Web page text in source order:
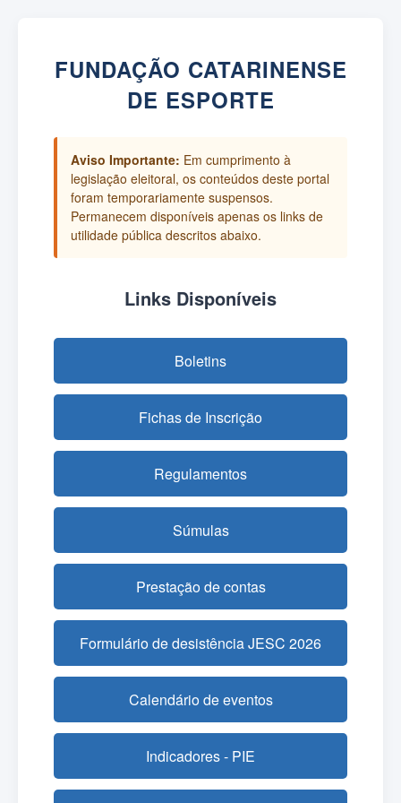
FUNDAÇÃO CATARINENSE
DE ESPORTE
Aviso Importante: Em cumprimento à
legislação eleitoral, os conteúdos deste portal
foram temporariamente suspensos.
Permanecem disponíveis apenas os links de
utilidade pública descritos abaixo.
Links Disponíveis
Boletins
Fichas de Inscrição
Regulamentos
Súmulas
Prestação de contas
Formulário de desistência JESC 2026
Calendário de eventos
Indicadores - PIE